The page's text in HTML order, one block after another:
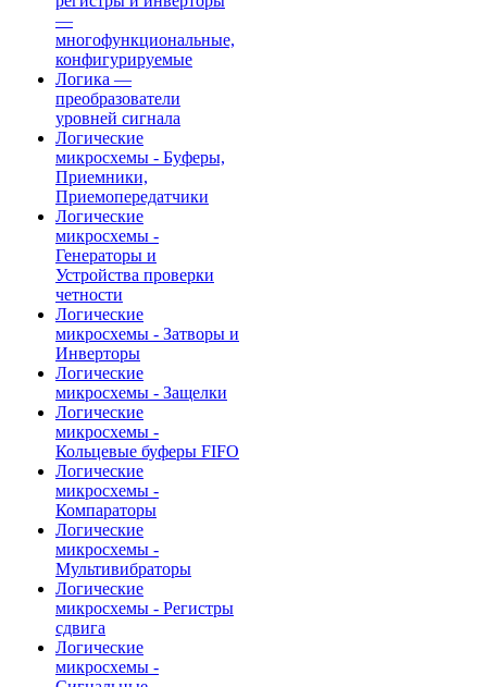
—
многофункциональные,
конфигурируемые
Логика —
преобразователи
уровней сигнала
Логические
микросхемы - Буферы,
Приемники,
Приемопередатчики
Логические
микросхемы -
Генераторы и
Устройства проверки
четности
Логические
микросхемы - Затворы и
Инверторы
Логические
микросхемы - Защелки
Логические
микросхемы -
Кольцевые буферы FIFO
Логические
микросхемы -
Компараторы
Логические
микросхемы -
Мультивибраторы
Логические
микросхемы - Регистры
сдвига
Логические
микросхемы -